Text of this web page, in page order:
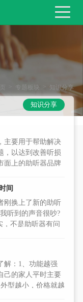
专题板块 > 知识分享
知识分享
主要用于帮助解决
，以达到改善听损
面上的助听器品牌
间
刚换上了新的助听
听到的声音很吵?
，不是助听器有问
可听度，通俗点
来的意义所在。
解：1、功能越强
己的家人平时主要
型越小，价格就越